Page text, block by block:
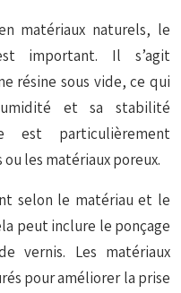
matériaux naturels, le
important. Il s’agit
résine sous vide, ce qui
et sa stabilité
est particulièrement
les matériaux poreux.
selon le matériau et le
peut inclure le ponçage
vernis. Les matériaux
pour améliorer la prise